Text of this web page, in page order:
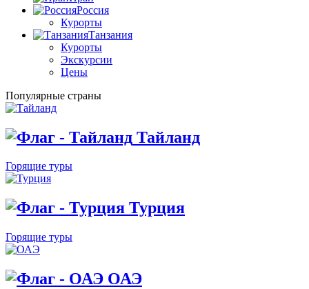
Россия
Курорты
Танзания
Курорты
Экскурсии
Цены
Популярные страны
Тайланд
Горящие туры
Турция
Горящие туры
ОАЭ